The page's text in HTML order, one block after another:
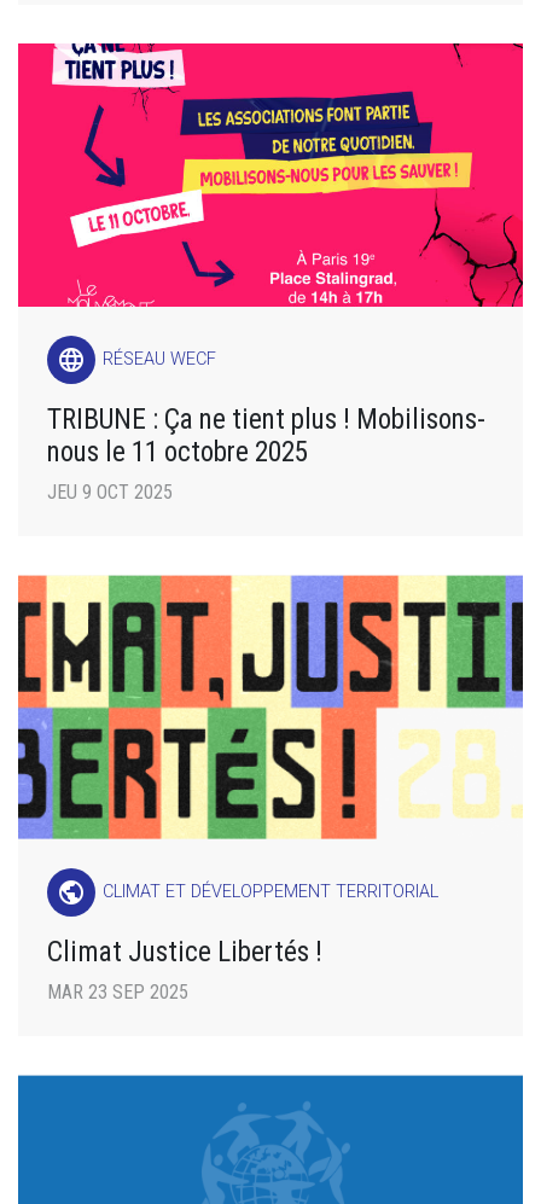
language RÉSEAU WECF
TRIBUNE : Ça ne tient plus ! Mobilisons-
nous le 11 octobre 2025
JEU 9 OCT 2025
public CLIMAT ET DÉVELOPPEMENT TERRITORIAL
Climat Justice Libertés !
MAR 23 SEP 2025